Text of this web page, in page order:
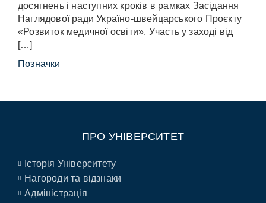
досягнень і наступних кроків в рамках Засідання
Наглядової ради Україно-швейцарського Проєкту
«Розвиток медичної освіти». Участь у заході від
[…]
Позначки
ПРО УНІВЕРСИТЕТ
Історія Університету
Нагороди та відзнаки
Адміністрація